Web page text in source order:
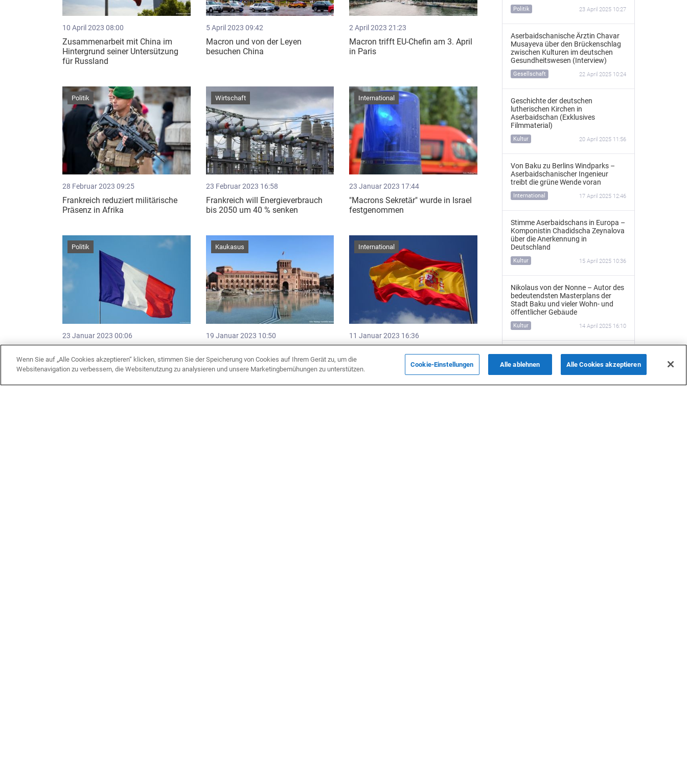
10 April 2023 08:00
Zusammenarbeit mit China im
Hintergrund seiner Untersützung
für Russland
5 April 2023 09:42
Macron und von der Leyen
besuchen China
2 April 2023 21:23
Macron trifft EU-Chefin am 3. April
in Paris
28 Februar 2023 09:25
Frankreich reduziert militärische
Präsenz in Afrika
Politik
23 Februar 2023 16:58
Frankreich will Energieverbrauch
bis 2050 um 40 % senken
Wirtschaft
23 Januar 2023 17:44
"Macrons Sekretär" wurde in Israel
festgenommen
International
23 Januar 2023 00:06
von Leclerc-Panzern an die Ukraine
ein
Politik
19 Januar 2023 10:50
zwischen Rusland und dem Westen
Kaukasus
11 Januar 2023 16:36
Einwanderungskontrollen an der
Grenze zu verschärfen
International
Politik 23 April 2025 10:27
Aserbaidschanische Ärztin Chavar
Musayeva über den Brückenschlag
zwischen Kulturen im deutschen
Gesundheitswesen (Interview)
Gesellschaft 22 April 2025 10:24
Geschichte der deutschen
lutherischen Kirchen in
Aserbaidschan (Exklusives
Filmmaterial)
Kultur 20 April 2025 11:56
Von Baku zu Berlins Windparks –
Aserbaidschanischer Ingenieur
treibt die grüne Wende voran
International 17 April 2025 12:46
Stimme Aserbaidschans in Europa –
Komponistin Chadidscha Zeynalova
über die Anerkennung in
Deutschland
Kultur 15 April 2025 10:36
Nikolaus von der Nonne – Autor des
bedeutendsten Masterplans der
Stadt Baku und vieler Wohn- und
öffentlicher Gebäude
Kultur 14 April 2025 16:10
Rahim Schmidts bemerkenswerter
Weg: Von der Medizin ins Parlament
International 4 April 2025 16:22
Wenn Sie auf „Alle Cookies akzeptieren“ klicken, stimmen Sie der Speicherung von Cookies auf Ihrem Gerät zu, um die
Websitenavigation zu verbessern, die Websitenutzung zu analysieren und unsere Marketingbemühungen zu unterstützen.
Cookie-Einstellungen Alle ablehnen Alle Cookies akzeptieren